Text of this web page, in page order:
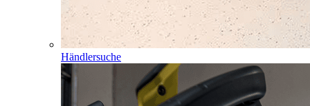
Händlersuche